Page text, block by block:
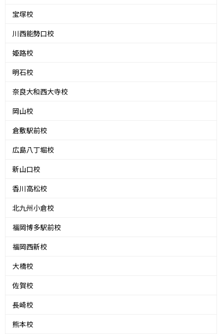
宝塚校
川西能勢口校
姫路校
明石校
奈良大和西大寺校
岡山校
倉敷駅前校
広島八丁堀校
新山口校
香川高松校
北九州小倉校
福岡博多駅前校
福岡西新校
大橋校
佐賀校
長崎校
熊本校